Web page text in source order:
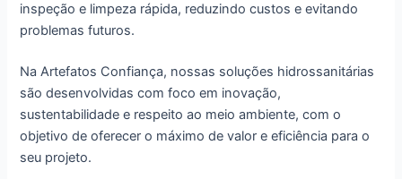
inspeção e limpeza rápida, reduzindo custos e evitando
problemas futuros.
Na Artefatos Confiança, nossas soluções hidrossanitárias
são desenvolvidas com foco em inovação,
sustentabilidade e respeito ao meio ambiente, com o
objetivo de oferecer o máximo de valor e eficiência para o
seu projeto.